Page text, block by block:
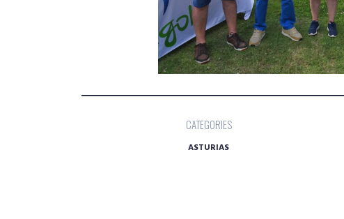
CATEGORIES
ASTURIAS